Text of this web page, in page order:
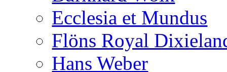
Ecclesia et Mundus
Flöns Royal
Hans Weber